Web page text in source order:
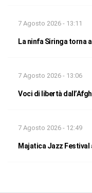
7 Agosto 2026 - 13:11
La ninfa Siringa torna
7 Agosto 2026 - 13:06
Voci di libertà
7 Agosto 2026 - 12:49
Majatica Jazz Festival